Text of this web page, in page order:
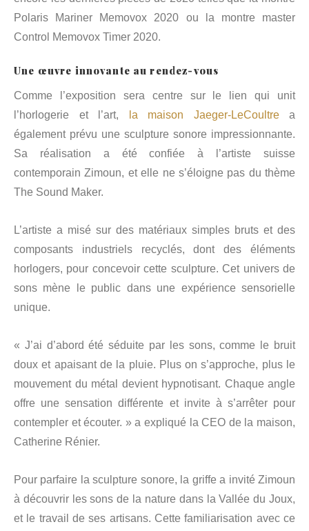
Polaris Mariner Memovox 2020 ou la montre master
Control Memovox Timer 2020.
Une œuvre innovante au rendez-vous
Comme l’exposition sera centre sur le lien qui unit
l’horlogerie et l’art,
la maison Jaeger-LeCoultrea
également prévu une sculpture sonore impressionnante.
Sa réalisation a été confiée à l’artiste suisse
contemporain Zimoun, et elle ne s’éloigne pas du thème
The Sound Maker.
L’artiste a misé sur des matériaux simples bruts et des
composants industriels recyclés, dont des éléments
horlogers, pour concevoir cette sculpture. Cet univers de
sons mène le public dans une expérience sensorielle
unique.
« J’ai d’abord été séduite par les sons, comme le bruit
doux et apaisant de la pluie. Plus on s’approche, plus le
mouvement du métal devient hypnotisant. Chaque angle
offre une sensation différente et invite à s’arrêter pour
contempler et écouter. » a expliqué la CEO de la maison,
Catherine Rénier.
Pour parfaire la sculpture sonore, la griffe a invité Zimoun
à découvrir les sons de la nature dans la Vallée du Joux,
et le travail de ses artisans. Cette familiarisation avec ce